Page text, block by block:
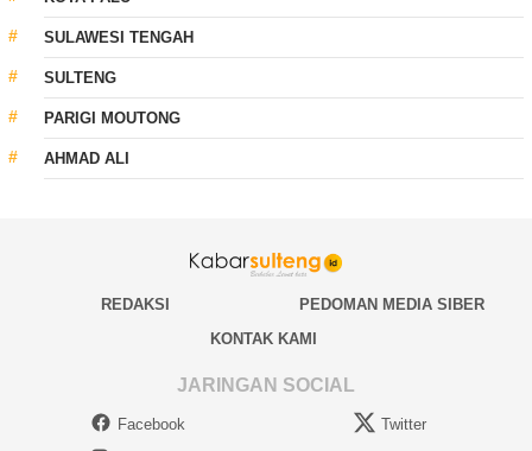
SULAWESI TENGAH
SULTENG
PARIGI MOUTONG
AHMAD ALI
REDAKSI
PEDOMAN MEDIA SIBER
KONTAK KAMI
JARINGAN SOCIAL
Facebook
Twitter